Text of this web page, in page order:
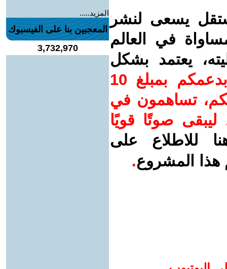
يسعى لنشر
في العالم
يعتمد بشكل
ساهم/ي معنا! بدعمكم بمبلغ 10
تساهمون في
ليبقى صوتًا قويًا
للاطلاع على
هذا المشروع.
المزيد.....
المعجبين بنا على الفيسبوك
3,732,970